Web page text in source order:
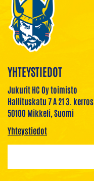
YHTEYSTIEDOT
Jukurit HC Oy toimisto
Hallituskatu 7 A 21 3. kerros
50100 Mikkeli, Suomi
Yhteystiedot